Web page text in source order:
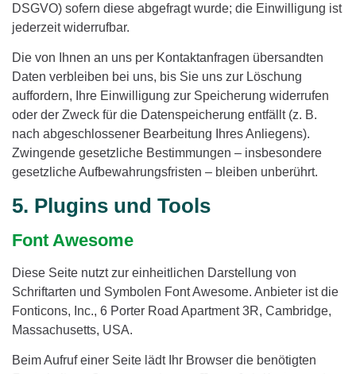
DSGVO) sofern diese abgefragt wurde; die Einwilligung ist
jederzeit widerrufbar.
Die von Ihnen an uns per Kontaktanfragen übersandten
Daten verbleiben bei uns, bis Sie uns zur Löschung
auffordern, Ihre Einwilligung zur Speicherung widerrufen
oder der Zweck für die Datenspeicherung entfällt (z. B.
nach abgeschlossener Bearbeitung Ihres Anliegens).
Zwingende gesetzliche Bestimmungen – insbesondere
gesetzliche Aufbewahrungsfristen – bleiben unberührt.
5. Plugins und Tools
Font Awesome
Diese Seite nutzt zur einheitlichen Darstellung von
Schriftarten und Symbolen Font Awesome. Anbieter ist die
Fonticons, Inc., 6 Porter Road Apartment 3R, Cambridge,
Massachusetts, USA.
Beim Aufruf einer Seite lädt Ihr Browser die benötigten